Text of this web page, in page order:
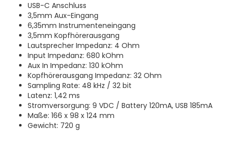
USB-C Anschluss
3,5mm Aux-Eingang
6,35mm Instrumenteneingang
3,5mm Kopfhörerausgang
Lautsprecher Impedanz: 4 Ohm
Input Impedanz: 680 kOhm
Aux In Impedanz: 130 kOhm
Kopfhörerausgang Impedanz: 32 Ohm
Sampling Rate: 48 kHz / 32 bit
Latenz: 1,42 ms
Stromversorgung: 9 VDC / Battery 120mA, USB 185mA
Maße: 166 x 98 x 124 mm
Gewicht: 720 g